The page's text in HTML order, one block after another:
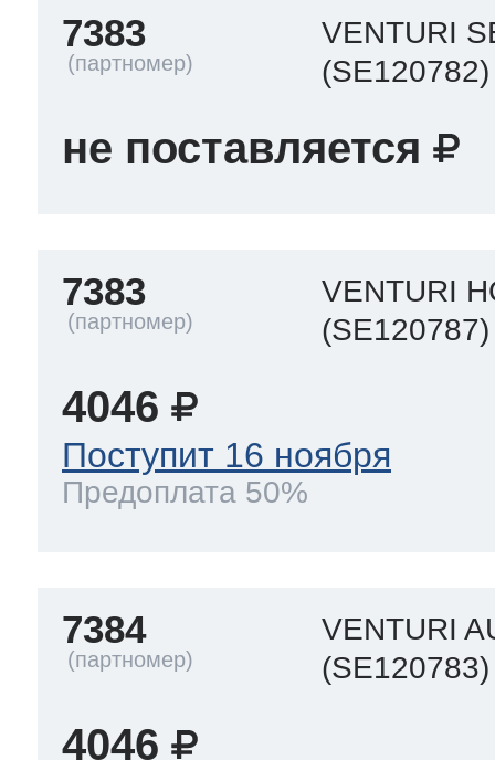
7383
VENTURI
(SE120782)
не поставляется
7383
VENTURI
(SE120787)
4046
Поступит 16 ноября
Предоплата 50%
7384
VENTURI
(SE120783)
4046